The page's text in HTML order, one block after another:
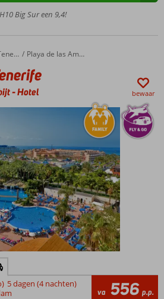
Big Sur een 9,4!
Playa de las Americas
-Hotel bewaar
5 dagen (4 nachten)
va 556 p.p.